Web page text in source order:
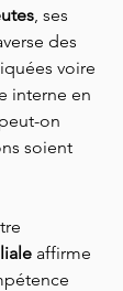
, ses
des
voire
interne en
on
soient
affirme